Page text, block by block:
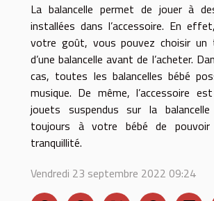
La balancelle permet de jouer à
installées dans l’accessoire. En
votre goût, vous pouvez choisir un
d’une balancelle avant de l’acheter.
cas, toutes les balancelles bébé
musique. De même, l’accessoire
jouets suspendus sur la
toujours à votre bébé de
tranquillité.
Vendredi 23 septembre 2022 09:24